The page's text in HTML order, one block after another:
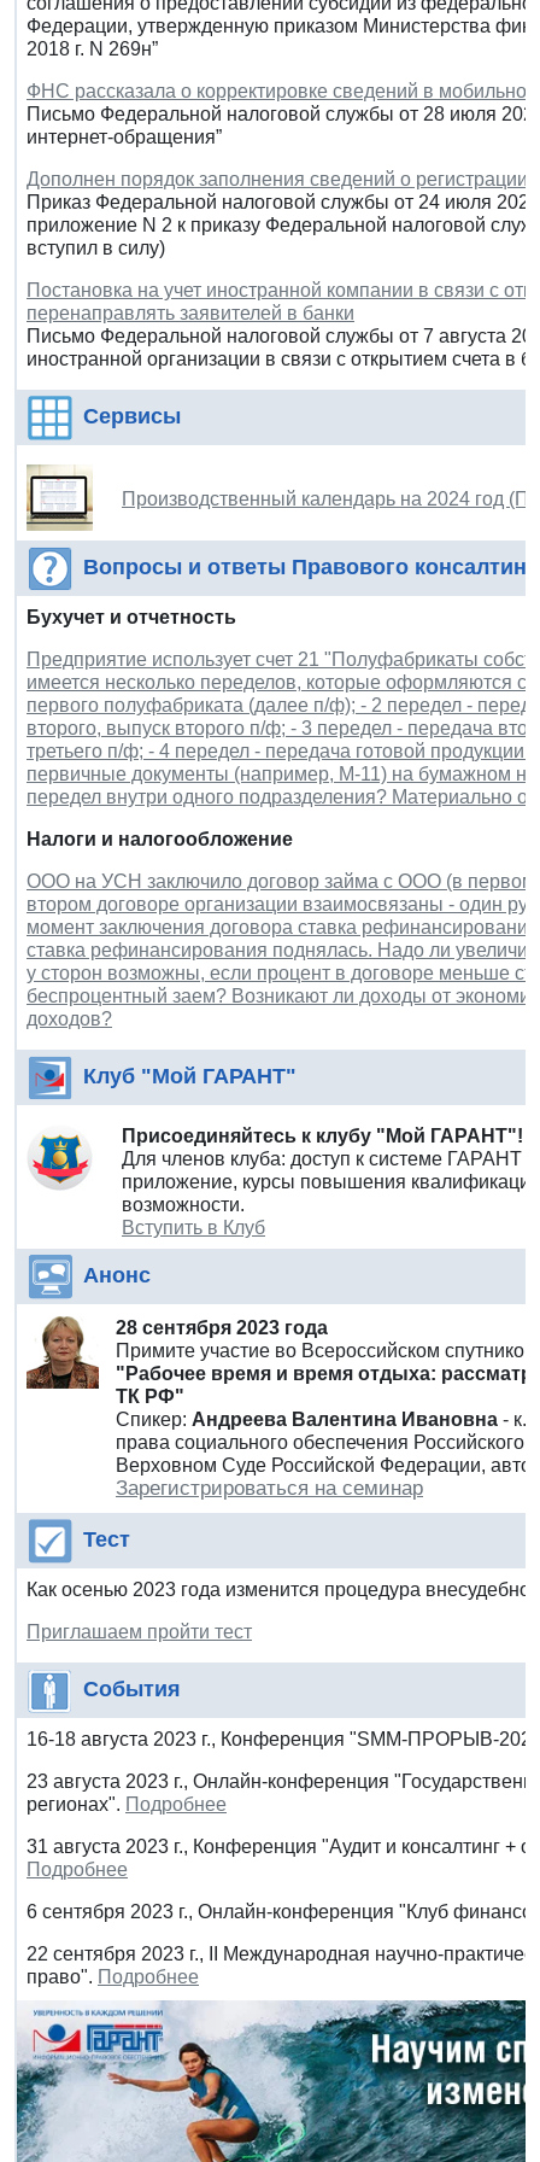
Федерации, утвержденную приказом Министерства
2018 г. N 269н”
ФНС рассказала о корректировке сведений в
Письмо Федеральной налоговой службы от 28 июля
интернет-обращения”
Дополнен порядок заполнения сведений о
Приказ Федеральной налоговой службы от 24 июля
приложение N 2 к приказу Федеральной налоговой
вступил в силу)
Постановка на учет иностранной компании в связи с
перенаправлять заявителей в банки
Письмо Федеральной налоговой службы от 7 августа
иностранной организации в связи с открытием счета в
Сервисы
Производственный календарь на 2024 год
Вопросы и ответы Правового
Бухучет и отчетность
Предприятие использует счет 21 "Полуфабрикаты
имеется несколько переделов, которые оформляются
первого полуфабриката (далее п/ф); - 2 передел -
второго, выпуск второго п/ф; - 3 передел - передача
третьего п/ф; - 4 передел - передача готовой
первичные документы (например, М-11) на бумажном
передел внутри одного подразделения? Материально
Налоги и налогообложение
ООО на УСН заключило договор займа с ООО (в первом
втором договоре организации взаимосвязаны - один
момент заключения договора ставка
ставка рефинансирования поднялась. Надо ли
у сторон возможны, если процент в договоре меньше
беспроцентный заем? Возникают ли доходы от
доходов?
Клуб "Мой ГАРАНТ"
Присоединяйтесь к клубу "Мой ГАРАНТ"!
Для членов клуба: доступ к системе ГАРАНТ
приложение, курсы повышения
возможности.
Вступить в Клуб
Анонс
28 сентября 2023 года
Примите участие во Всероссийском
"Рабочее время и время отдыха:
ТК РФ"
Спикер: Андреева Валентина Ивановна -
права социального обеспечения Российского
Верховном Суде Российской Федерации,
Зарегистрироваться на семинар
Тест
Как осенью 2023 года изменится процедура
Приглашаем пройти тест
События
16-18 августа 2023 г., Конференция "SMM-ПРОРЫВ-
23 августа 2023 г., Онлайн-конференция
регионах". Подробнее
31 августа 2023 г., Конференция "Аудит и консалтинг +
Подробнее
6 сентября 2023 г., Онлайн-конференция "Клуб
22 сентября 2023 г., II Международная научно-
право". Подробнее